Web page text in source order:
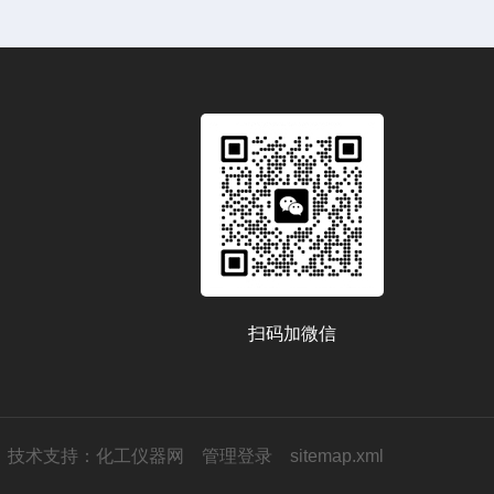
扫码加微信
技术支持： 化工仪器网 管理登录 sitemap.xml